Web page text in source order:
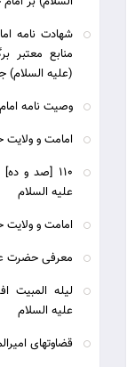
شهادت نامه
منابع معتبر
(علیه السلام)
وصیت نامه
امامت و
110 [صد و
علیه السلام
امامت و
معرفی حضرت
لیله المبیت
علیه السلام
قضاوتهای